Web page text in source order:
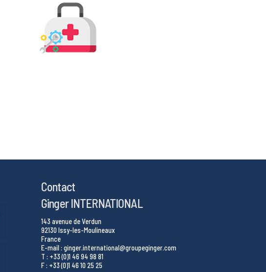
Contact
Ginger INTERNATIONAL
143 avenue de Verdun
92130 Issy-les-Moulineaux
France
E-mail : ginger.international@groupeginger.com
T : +33 (0)1 46 94 98 81
F : +33 (0)1 46 10 25 25